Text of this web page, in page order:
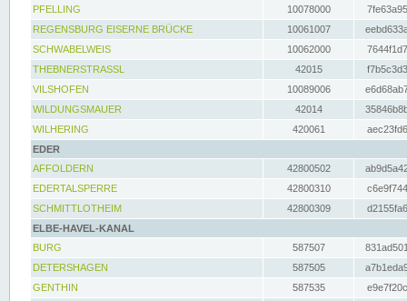
PFELLING
10078000
REGENSBURG EISERNE BRÜCKE
10061007
SCHWABELWEIS
10062000
THEBNERSTRASSL
42015
VILSHOFEN
10089006
WILDUNGSMAUER
42014
WILHERING
420061
EDER
AFFOLDERN
42800502
EDERTALSPERRE
42800310
SCHMITTLOTHEIM
42800309
ELBE-HAVEL-KANAL
BURG
587507
DETERSHAGEN
587505
GENTHIN
587535